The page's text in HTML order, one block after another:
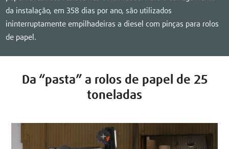
da instalação, em 358 dias por ano, são utilizados
ininterruptamente empilhadeiras a diesel com pinças para rolos
de papel.
Da “pasta” a rolos de papel de 25
toneladas